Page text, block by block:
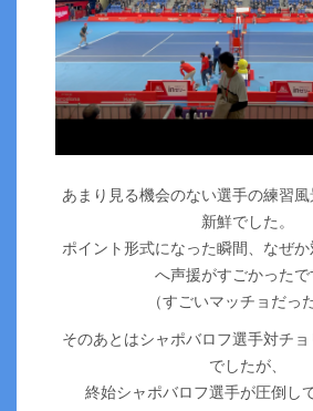
あまり見る機会のない選手の練習
新鮮でした。
ポイント形式になった瞬間、なぜ
へ声援がすごかったで
（すごいマッチョだっ
そのあとはシャポバロフ選手対チ
でしたが、
終始シャポバロフ選手が圧倒し